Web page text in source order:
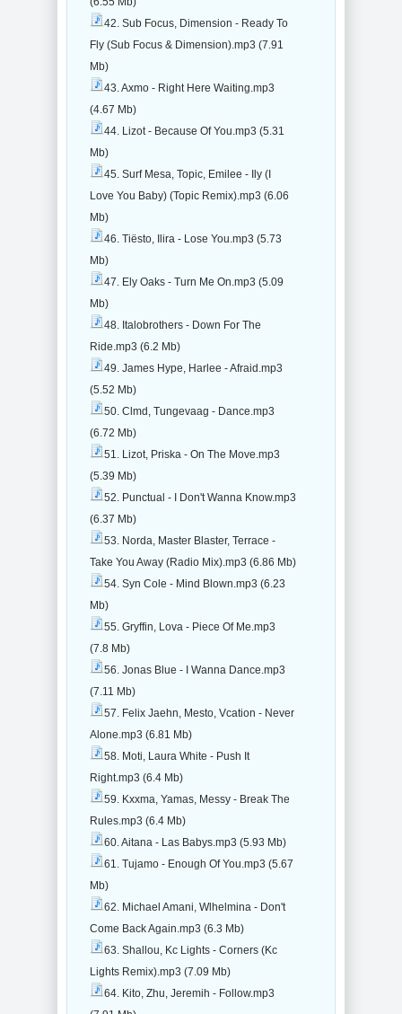
42. Sub Focus, Dimension - Ready To
Fly (Sub Focus & Dimension).mp3 (7.91
Mb)
43. Axmo - Right Here Waiting.mp3
(4.67 Mb)
44. Lizot - Because Of You.mp3 (5.31
Mb)
45. Surf Mesa, Topic, Emilee - Ily (I
Love You Baby) (Topic Remix).mp3 (6.06
Mb)
46. Tiësto, Ilira - Lose You.mp3 (5.73
Mb)
47. Ely Oaks - Turn Me On.mp3 (5.09
Mb)
48. Italobrothers - Down For The
Ride.mp3 (6.2 Mb)
49. James Hype, Harlee - Afraid.mp3
(5.52 Mb)
50. Clmd, Tungevaag - Dance.mp3
(6.72 Mb)
51. Lizot, Priska - On The Move.mp3
(5.39 Mb)
52. Punctual - I Don't Wanna Know.mp3
(6.37 Mb)
53. Norda, Master Blaster, Terrace -
Take You Away (Radio Mix).mp3 (6.86 Mb)
54. Syn Cole - Mind Blown.mp3 (6.23
Mb)
55. Gryffin, Lova - Piece Of Me.mp3
(7.8 Mb)
56. Jonas Blue - I Wanna Dance.mp3
(7.11 Mb)
57. Felix Jaehn, Mesto, Vcation - Never
Alone.mp3 (6.81 Mb)
58. Moti, Laura White - Push It
Right.mp3 (6.4 Mb)
59. Kxxma, Yamas, Messy - Break The
Rules.mp3 (6.4 Mb)
60. Aitana - Las Babys.mp3 (5.93 Mb)
61. Tujamo - Enough Of You.mp3 (5.67
Mb)
62. Michael Amani, Wlhelmina - Don't
Come Back Again.mp3 (6.3 Mb)
63. Shallou, Kc Lights - Corners (Kc
Lights Remix).mp3 (7.09 Mb)
64. Kito, Zhu, Jeremih - Follow.mp3